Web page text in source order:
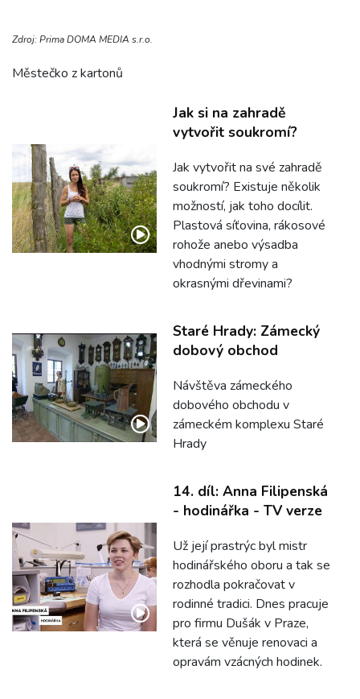
Zdroj: Prima DOMA MEDIA s.r.o.
Městečko z kartonů
Jak si na zahradě
vytvořit soukromí?
Jak vytvořit na své zahradě
soukromí? Existuje několik
možností, jak toho docílit.
Plastová síťovina, rákosové
rohože anebo výsadba
vhodnými stromy a
okrasnými dřevinami?
Staré Hrady: Zámecký
dobový obchod
Návštěva zámeckého
dobového obchodu v
zámeckém komplexu Staré
Hrady
14. díl: Anna Filipenská
- hodinářka - TV verze
Už její prastrýc byl mistr
hodinářského oboru a tak se
rozhodla pokračovat v
rodinné tradici. Dnes pracuje
pro firmu Dušák v Praze,
která se věnuje renovaci a
opravám vzácných hodinek.